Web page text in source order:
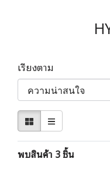
เรียงตาม
พบสินค้า 3 ชิ้น